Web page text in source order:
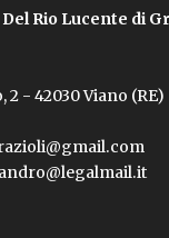
Rio Lucente di
2 - 42030 Viano (RE)